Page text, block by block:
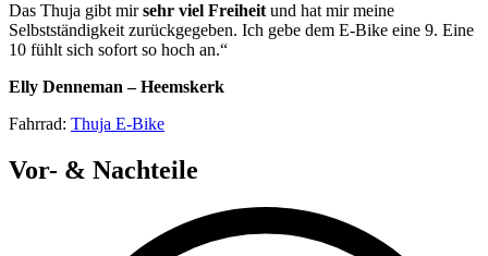
Das Thuja gibt mirsehr viel Freiheit und hat mir meine
Selbstständigkeit zurückgegeben. Ich gebe dem E-Bike eine 9. Eine
10 fühlt sich sofort so hoch an.“
Elly Denneman – Heemskerk
Fahrrad: Thuja E-Bike
Vor- & Nachteile